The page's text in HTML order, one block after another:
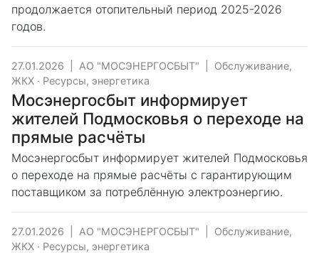
продолжается отопительный период 2025-2026
годов.
27.01.2026 АО "МОСЭНЕРГОСБЫТ"
Обслуживание,
ЖКХ · Ресурсы, энергетика
Мосэнергосбыт информирует
жителей Подмосковья о переходе на
прямые расчёты
Мосэнергосбыт информирует жителей Подмосковья
о переходе на прямые расчёты с гарантирующим
поставщиком за потреблённую электроэнергию.
27.01.2026 АО "МОСЭНЕРГОСБЫТ"
Обслуживание,
ЖКХ · Ресурсы, энергетика